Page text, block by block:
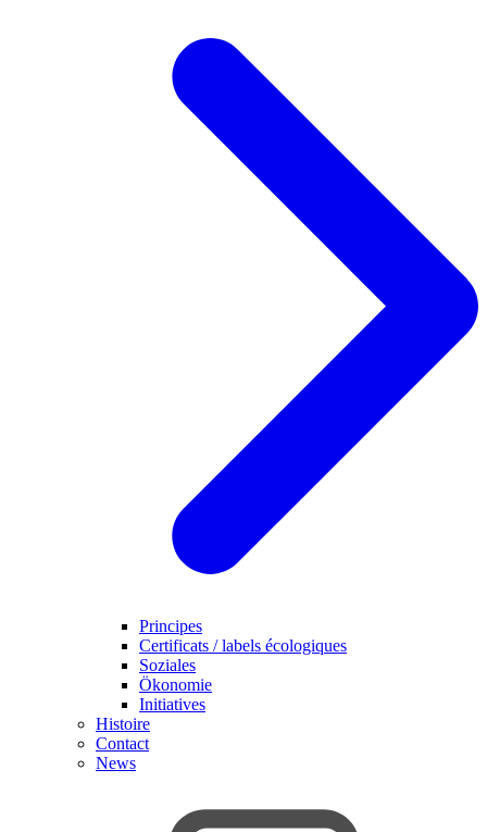
Principes
Certificats / labels écologiques
Soziales
Ökonomie
Initiatives
Histoire
Contact
News